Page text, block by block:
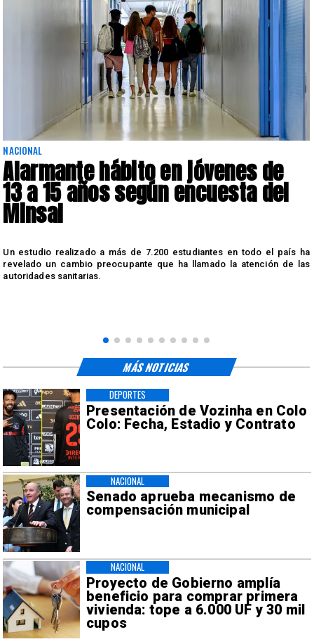
NACIONAL
Alarmante hábito en jóvenes de
13 a 15 años según encuesta del
Minsal
Un estudio realizado a más de 7.200 estudiantes en todo el país ha
revelado un cambio preocupante que ha llamado la atención de las
autoridades sanitarias.
Presentación de Vozinha en Colo
Colo: Fecha, Estadio y Contrato
DEPORTES
Senado aprueba mecanismo de
compensación municipal
NACIONAL
Proyecto de Gobierno amplía
beneficio para comprar primera
vivienda: tope a 6.000 UF y 30 mil
cupos
NACIONAL
MÁS NOTICIAS